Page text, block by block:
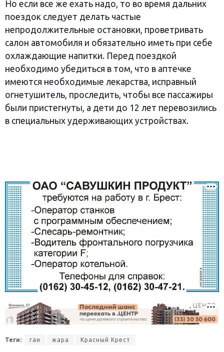
Но если все же ехать надо, то во время дальних
поездок следует делать частые
непродолжительные остановки, проветривать
салон автомобиля и обязательно иметь при себе
охлаждающие напитки. Перед поездкой
необходимо убедиться в том, что в аптечке
имеются необходимые лекарства, исправный
огнетушитель, проследить, чтобы все пассажиры
были пристегнуты, а дети до 12 лет перевозились
в специальных удерживающих устройствах.
Теги: гаи жара Красный Крест